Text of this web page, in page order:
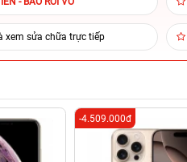
xem sửa chữa trực tiếp
-4.509.000đ